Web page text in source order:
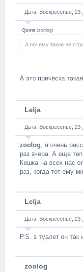
Дата: Воскресенье,
Quote (zoolog)
А почему такое не
А это причёска
Lelja
Дата: Воскресенье,
zoolog, я очень
раз вчера. А еще
Кешка на всех нас
раз, когда тот ему
Lelja
Дата: Воскресенье,
P.S. в туалет он
zoolog